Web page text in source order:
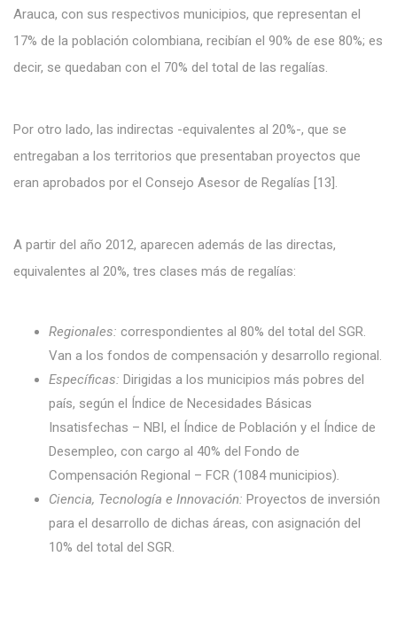
Arauca, con sus respectivos municipios, que representan el
17% de la población colombiana, recibían el 90% de ese 80%; es
decir, se quedaban con el 70% del total de las regalías.
Por otro lado, las indirectas -equivalentes al 20%-, que se
entregaban a los territorios que presentaban proyectos que
eran aprobados por el Consejo Asesor de Regalías [13].
A partir del año 2012, aparecen además de las directas,
equivalentes al 20%, tres clases más de regalías:
Regionales: correspondientes al 80% del total del SGR.
Van a los fondos de compensación y desarrollo regional.
Específicas: Dirigidas a los municipios más pobres del
país, según el Índice de Necesidades Básicas
Insatisfechas – NBI, el Índice de Población y el Índice de
Desempleo, con cargo al 40% del Fondo de
Compensación Regional – FCR (1084 municipios).
Ciencia, Tecnología e Innovación: Proyectos de inversión
para el desarrollo de dichas áreas, con asignación del
10% del total del SGR.